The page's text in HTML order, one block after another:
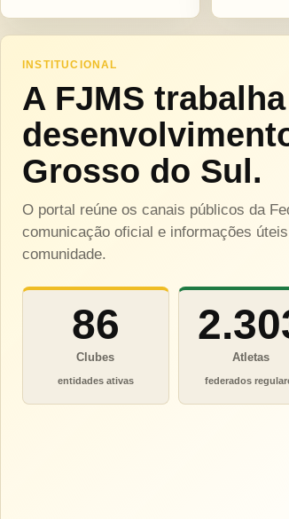
INSTITUCIONAL
A FJMS
Grosso do Sul.
O portal reúne os canais públicos da
comunicação oficial e informações
comunidade.
86
Clubes
entidades ativas
Atletas
federados